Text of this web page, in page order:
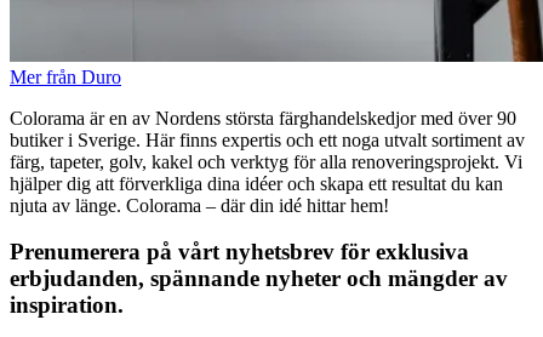
Mer från Duro
Colorama är en av Nordens största färghandelskedjor med över 90
butiker i Sverige. Här finns expertis och ett noga utvalt sortiment av
färg, tapeter, golv, kakel och verktyg för alla renoveringsprojekt. Vi
hjälper dig att förverkliga dina idéer och skapa ett resultat du kan
njuta av länge. Colorama – där din idé hittar hem!
Prenumerera på vårt nyhetsbrev för exklusiva
erbjudanden, spännande nyheter och mängder av
inspiration.